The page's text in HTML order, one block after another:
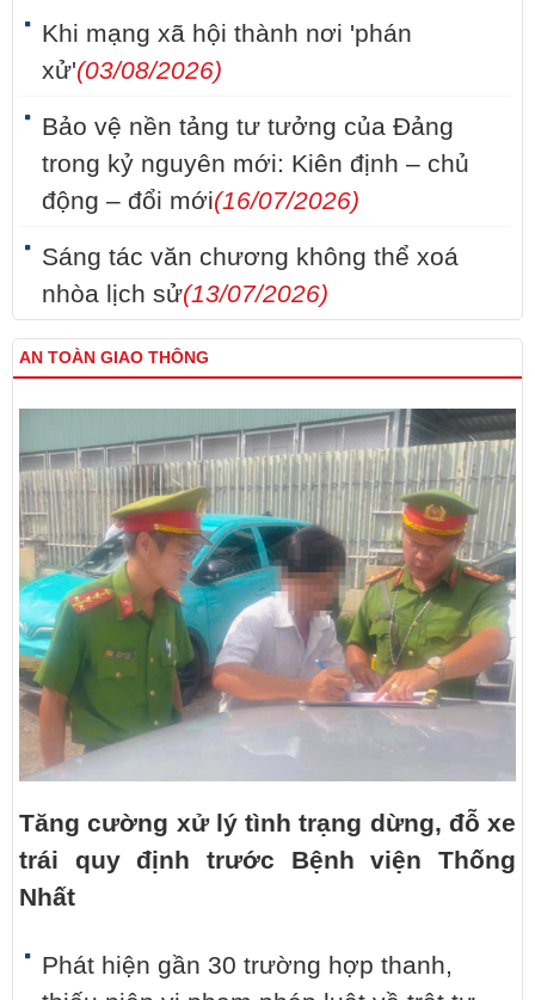
Khi mạng xã hội thành nơi 'phán
xử'(03/08/2026)
Bảo vệ nền tảng tư tưởng của Đảng
trong kỷ nguyên mới: Kiên định – chủ
động – đổi mới(16/07/2026)
Sáng tác văn chương không thể xoá
nhòa lịch sử(13/07/2026)
AN TOÀN GIAO THÔNG
Tăng cường xử lý tình trạng dừng, đỗ xe
trái quy định trước Bệnh viện Thống
Nhất
Phát hiện gần 30 trường hợp thanh,